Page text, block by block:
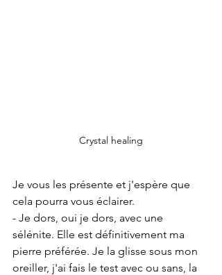
Crystal healing
Je vous les présente et j'espère que
cela pourra vous éclairer.
- Je dors, oui je dors, avec une
sélénite. Elle est définitivement ma
pierre préférée. Je la glisse sous mon
oreiller, j'ai fais le test avec ou sans, la